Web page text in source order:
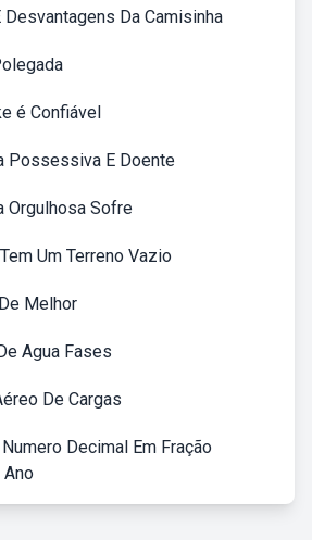
Desvantagens Da Camisinha
é Confiável
Possessiva E Doente
Orgulhosa Sofre
Um Terreno Vazio
Melhor
Agua Fases
De Cargas
Decimal Em Fração